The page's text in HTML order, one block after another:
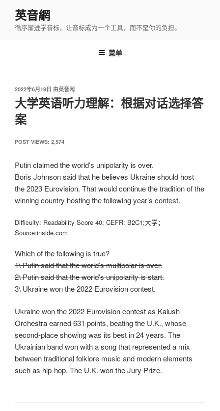
英音網
循序渐进学音标，让音标成为一个工具，而不是你的负担。
菜单
发
于
2022年6月19日 由英音网
大学英语听力理解：根据对话选择答
案
POST VIEWS: 2,574
Putin claimed the world’s unipolarity is over.
Boris Johnson said that he believes Ukraine should host
the 2023 Eurovision. That would continue the tradition of the
winning country hosting the following year’s contest.
Difficulty: Readability Score 40; CEFR: B2C1;大学；
Source:inside.com
Which of the following is true?
1\ Putin said that the world’s multipolar is over.
2\ Putin said that the world’s unipolarity is start.
3\ Ukraine won the 2022 Eurovision contest.
Ukraine won the 2022 Eurovision contest as Kalush
Orchestra earned 631 points, beating the U.K., whose
second-place showing was its best in 24 years. The
Ukrainian band won with a song that represented a mix
between traditional folklore music and modern elements
such as hip-hop. The U.K. won the Jury Prize.